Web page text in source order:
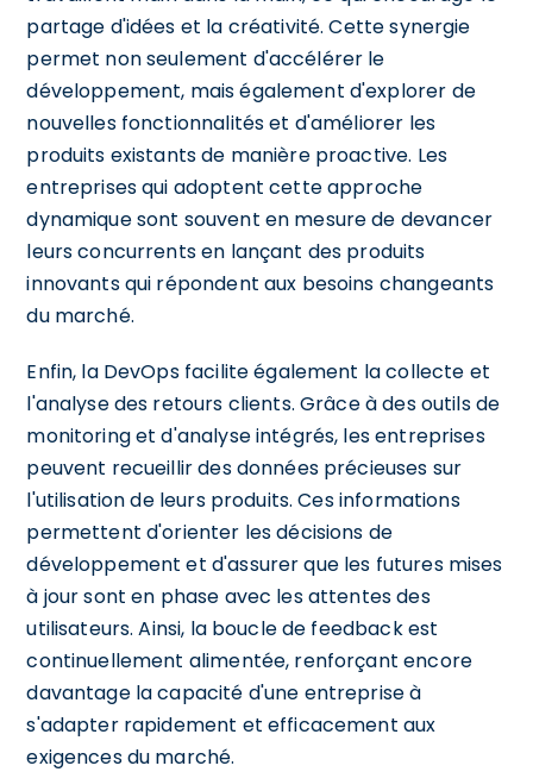
partage d'idées et la créativité. Cette synergie
permet non seulement d'accélérer le
développement, mais également d'explorer de
nouvelles fonctionnalités et d'améliorer les
produits existants de manière proactive. Les
entreprises qui adoptent cette approche
dynamique sont souvent en mesure de devancer
leurs concurrents en lançant des produits
innovants qui répondent aux besoins changeants
du marché.
Enfin, la DevOps facilite également la collecte et
l'analyse des retours clients. Grâce à des outils de
monitoring et d'analyse intégrés, les entreprises
peuvent recueillir des données précieuses sur
l'utilisation de leurs produits. Ces informations
permettent d'orienter les décisions de
développement et d'assurer que les futures mises
à jour sont en phase avec les attentes des
utilisateurs. Ainsi, la boucle de feedback est
continuellement alimentée, renforçant encore
davantage la capacité d'une entreprise à
s'adapter rapidement et efficacement aux
exigences du marché.